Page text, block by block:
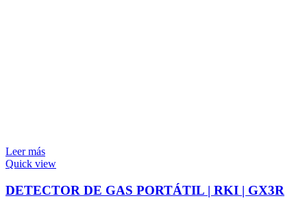
Leer más
Quick view
DETECTOR DE GAS PORTÁTIL | RKI | GX3R